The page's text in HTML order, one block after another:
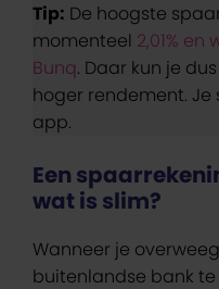
Tip: De hoogste
momenteel 2,01%
Bunq. Daar kun je
hoger rendement.
app.
Een
wat is slim?
Wanneer je
buitenlandse bank